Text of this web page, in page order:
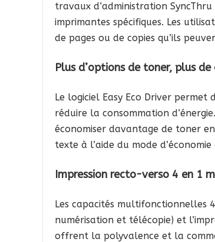
travaux d’administration
imprimantes spécifiques. Les
de pages ou de copies qu’ils
Plus d’options de toner, plus
Le logiciel Easy Eco Driver permet
réduire la consommation
économiser davantage de toner
texte à l’aide du mode
Impression recto-verso 4 en 1
Les capacités multifonctionnelles
numérisation et télécopie) et
offrent la polyvalence et la